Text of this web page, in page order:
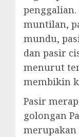
muntilan,
mundu,
dan pasir
menurut
membikin
Pasir
golongan
merupakan